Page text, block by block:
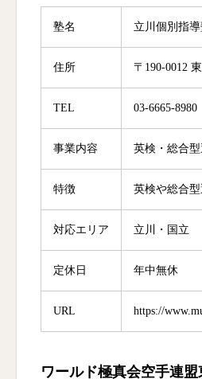
塾名 立川個別指
住所 〒190-0012
TEL 03-6665-8980
事業内容 英検・総合
特徴 英検や総合
対応エリア 立川・国立
定休日 年中無休
URL https://
ワールド極真会空手連